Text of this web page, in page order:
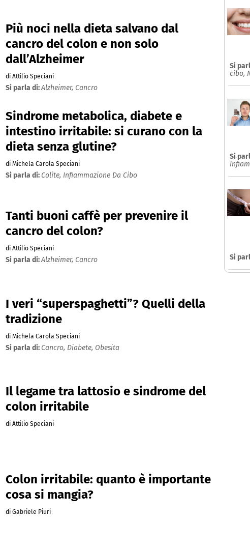
Più noci nella dieta salvano dal
cancro del colon e non solo
dall’Alzheimer
di Attilio Speciani
Si parla di:Alzheimer, Cancro
Sindrome metabolica, diabete e
intestino irritabile: si curano con la
dieta senza glutine?
di Michela Carola Speciani
Si parla di: Colite, Infiammazione Da Cibo
Tanti buoni caffè per prevenire il
cancro del colon?
di Attilio Speciani
Si parla di:Alzheimer, Cancro
I veri “superspaghetti”? Quelli della
tradizione
di Michela Carola Speciani
Si parla di: Cancro, Diabete, Obesita
Il legame tra lattosio e sindrome del
colon irritabile
di Attilio Speciani
Colon irritabile: quanto è importante
cosa si mangia?
di Gabriele Piuri
Si
cibo,
Si
Si